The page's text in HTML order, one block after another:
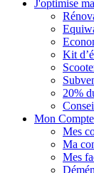
J'optimise
Kit
20%
Mon Compte
Mes
Ma
Mes